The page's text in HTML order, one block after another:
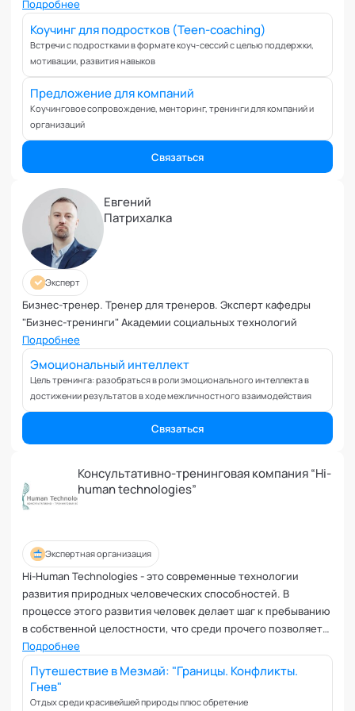
Воспитание
Депрессия
Дыхательные практики
Зависимости
Карьерная стратегия
Клиентский менеджмент
Командное лидерство
Коммуникационная стратегия
Коммуникация в команде
Корпоративная антропология
Коучинг руководителей
Кризисы
Наставничество
Ораторское искусство
Организация и проведение переговоров
Оргконсультирование
Осознанность
Отношения в паре
Персональный коучинг
Подробнее
Коучинг для подростков (Teen-coaching)
Встречи с подростками в формате коуч-сессий с целью поддержки,
мотивации, развития навыков
Предложение для компаний
Коучинговое сопровождение, менторинг, тренинги для компаний и
организаций
Связаться
Евгений
Патрихалка
Эксперт
Бизнес-тренер. Тренер для тренеров. Эксперт кафедры
"Бизнес-тренинги" Академии социальных технологий
Подробнее
Эмоциональный интеллект
Цель тренинга: разобраться в роли эмоционального интеллекта в
достижении результатов в ходе межличностного взаимодействия
Связаться
Консультативно-тренинговая компания “Hi-
human technologies”
Экспертная организация
Hi-Human Technologies - это современные технологии
развития природных человеческих способностей. В
процессе этого развития человек делает шаг к пребыванию
в собственной целостности, что среди прочего позволяет
ему открыть новые способы своей реализации. Это
сочетание западной и восточной концепций развития.
Данный проект включает в себя достижения современной
науки, новые концепции психологического и физического
Подробнее
Путешествие в Мезмай: "Границы. Конфликты.
Гнев"
Отдых среди красивейшей природы плюс обретение